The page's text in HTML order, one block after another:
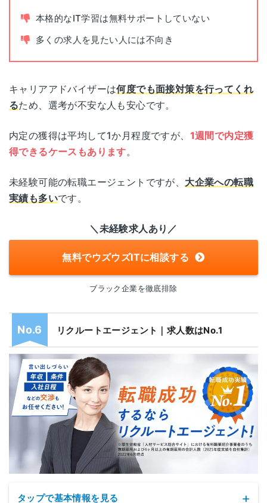
本格的なIT学習は無料サポートしていない
多くの求人を見たい人には不向き
キャリアアドバイザーは何度でも面接対策を行ってくれ
るため、選考が不安な人も安心です。
内定の獲得は平均して1か月程度ですが、 1週間で内定獲
得できるケースもあります。
未経験可能の転職エージェントですが、 大企業への転職
実績も多いです。
＼未経験求人あり／
無料でウズウズITに相談する
ブラック企業を徹底排除
リクルートエージェント｜求人数はNo.1
タップで基本情報を見る